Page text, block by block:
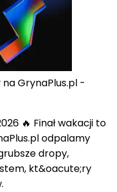
GrynaPlus.pl -
🔥 Finał wakacji to
odpalamy
dropy,
kt&oacute;ry